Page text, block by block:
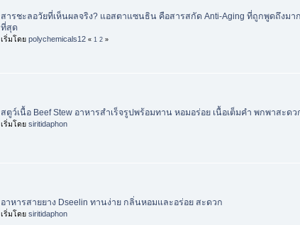
สารชะลอวัยที่เห็นผลจริง? แอสตาแซนธิน คือสารสกัด Anti-Aging ที่ถูกพูดถึงมาก
ที่สุด
เริ่มโดย polychemicals12 « 1 2 »
สตูว์เนื้อ Beef Stew อาหารสำเร็จรูปพร้อมทาน หอมอร่อย เนื้อเต็มคำ พกพาสะดว
เริ่มโดย siritidaphon
อาหารสายยาง Dseelin ทานง่าย กลิ่นหอมและอร่อย สะดวก
เริ่มโดย siritidaphon